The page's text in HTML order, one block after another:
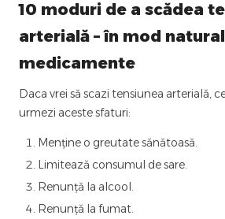
10 moduri de a scădea
arterială – în mod
medicamente
Daca vrei să scazi tensiunea arterială,
urmezi aceste sfaturi:
Menține o greutate sănătoasă.
Limitează consumul de sare.
Renunță la alcool.
Renunță la fumat.